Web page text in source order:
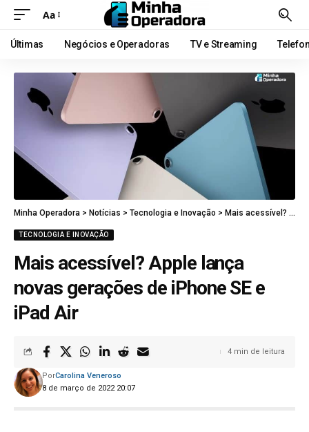
Aa
Últimas Negócios e Operadoras TV e Streaming
Minha Operadora > Notícias > Tecnologia e Inovação > Mais acessível? Apple lança novas gerações de iPhone SE e iPad Air
TECNOLOGIA E INOVAÇÃO
Mais acessível? Apple lança
novas gerações de iPhone SE e
iPad Air
8 de março de 2022 20:07
PorCarolina Veneroso
4 min de leitura